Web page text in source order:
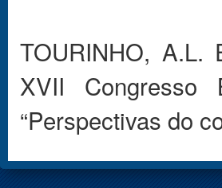
TOURINHO, A.L.
XVII Congresso
“Perspectivas do